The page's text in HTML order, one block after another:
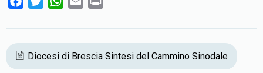
c
e
b
i
t
t
a
t
s
a
i
l
i
n
t
Diocesi di Brescia Sintesi del Cammino Sinodale